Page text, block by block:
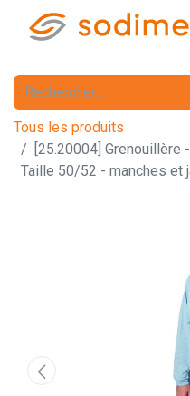
Tous les produits
[25.20004] Grenouillère
Taille 50/52 - manches et